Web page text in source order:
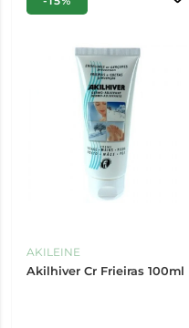
AKILEINE
Akilhiver Cr Frieiras 100ml